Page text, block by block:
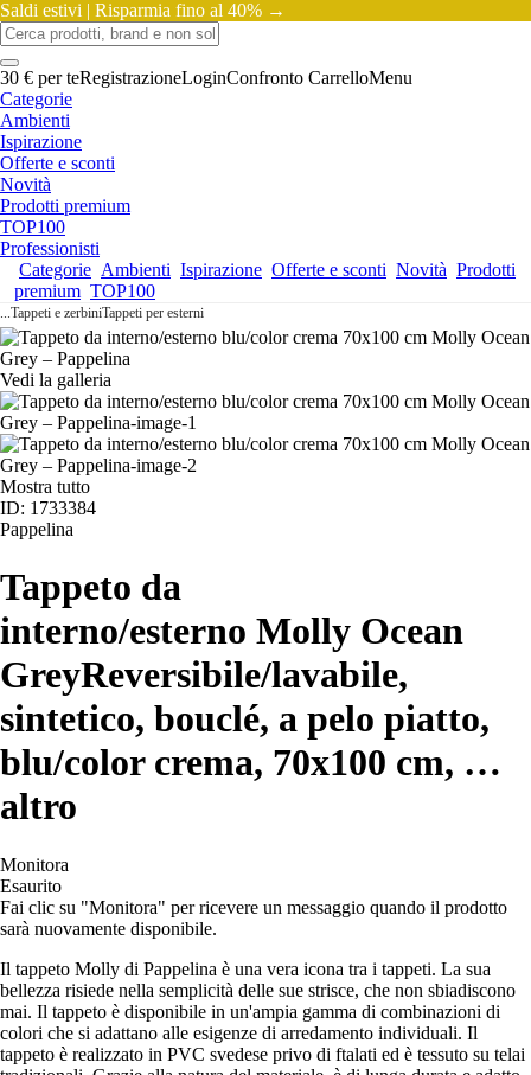
Saldi estivi | Risparmia fino al 40% →
30 € per teRegistrazioneLoginConfronto CarrelloMenu
Categorie
Ambienti
Ispirazione
Offerte e sconti
Novità
Prodotti premium
TOP100
Professionisti
Categorie Ambienti Ispirazione Offerte e sconti Novità Prodotti
premium TOP100
...Tappeti e zerbiniTappeti per esterni
Vedi la galleria
Mostra tutto
ID: 1733384
Pappelina
Tappeto da
interno/esterno Molly Ocean
GreyReversibile/lavabile,
sintetico, bouclé, a pelo piatto,
blu/color crema, 70x100 cm, …
altro
Monitora
Esaurito
Fai clic su "Monitora" per ricevere un messaggio quando il prodotto
sarà nuovamente disponibile.
Il tappeto Molly di Pappelina è una vera icona tra i tappeti. La sua
bellezza risiede nella semplicità delle sue strisce, che non sbiadiscono
mai. Il tappeto è disponibile in un'ampia gamma di combinazioni di
colori che si adattano alle esigenze di arredamento individuali. Il
tappeto è realizzato in PVC svedese privo di ftalati ed è tessuto su telai